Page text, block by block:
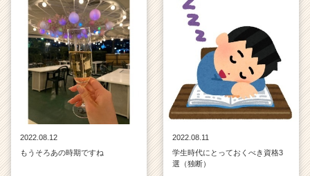
2022.08.12
もうそろあの時期ですね
2022.08.11
学生時代にとっておくべき資格3
選（独断）